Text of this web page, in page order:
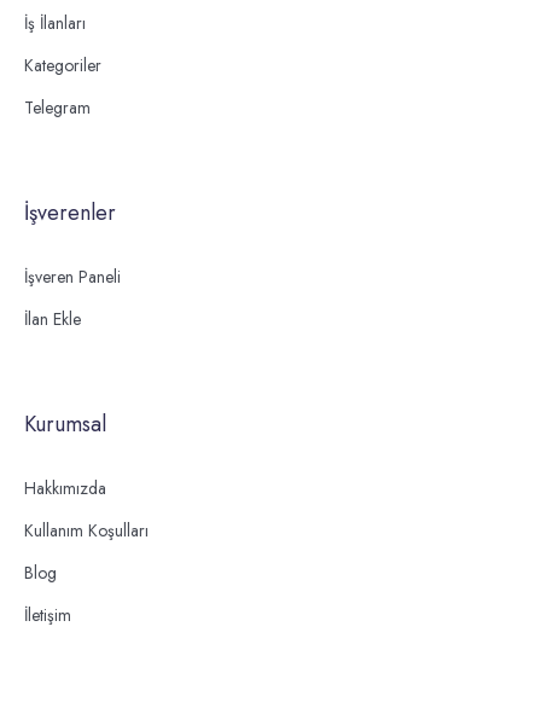
İş İlanları
Kategoriler
Telegram
İşverenler
İşveren Paneli
İlan Ekle
Kurumsal
Hakkımızda
Kullanım Koşulları
Blog
İletişim